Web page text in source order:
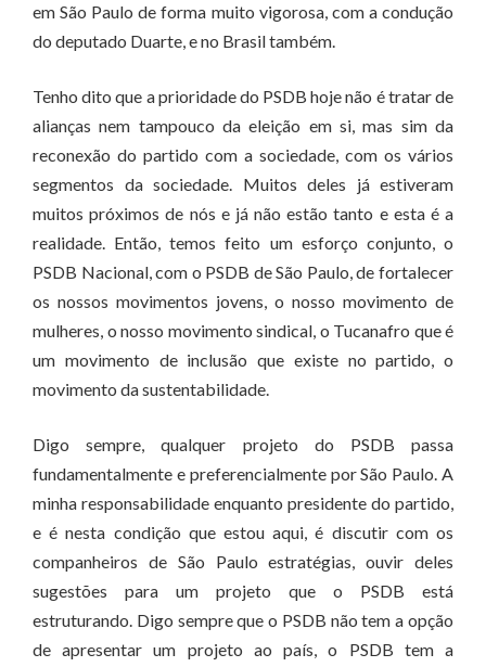
em São Paulo de forma muito vigorosa, com a condução
do deputado Duarte, e no Brasil também.
Tenho dito que a prioridade do PSDB hoje não é tratar de
alianças nem tampouco da eleição em si, mas sim da
reconexão do partido com a sociedade, com os vários
segmentos da sociedade. Muitos deles já estiveram
muitos próximos de nós e já não estão tanto e esta é a
realidade. Então, temos feito um esforço conjunto, o
PSDB Nacional, com o PSDB de São Paulo, de fortalecer
os nossos movimentos jovens, o nosso movimento de
mulheres, o nosso movimento sindical, o Tucanafro que é
um movimento de inclusão que existe no partido, o
movimento da sustentabilidade.
Digo sempre, qualquer projeto do PSDB passa
fundamentalmente e preferencialmente por São Paulo. A
minha responsabilidade enquanto presidente do partido,
e é nesta condição que estou aqui, é discutir com os
companheiros de São Paulo estratégias, ouvir deles
sugestões para um projeto que o PSDB está
estruturando. Digo sempre que o PSDB não tem a opção
de apresentar um projeto ao país, o PSDB tem a